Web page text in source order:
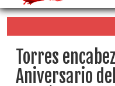
Torres
Aniversario